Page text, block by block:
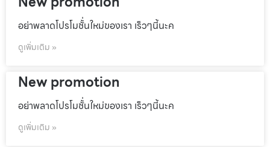
อย่าพลาดโปรโมชั้่นใหม่ของเรา เร็วๆนี้นะค
ดูเพิ่มเติม »
New promotion
อย่าพลาดโปรโมชั้่นใหม่ของเรา เร็วๆนี้นะค
ดูเพิ่มเติม »